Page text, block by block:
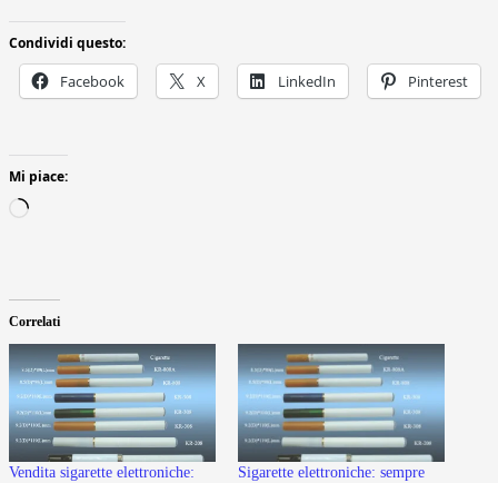
Condividi questo:
Facebook X LinkedIn Pinterest
Mi piace:
Caricamento
Correlati
Vendita sigarette elettroniche:
Sigarette elettroniche: sempre